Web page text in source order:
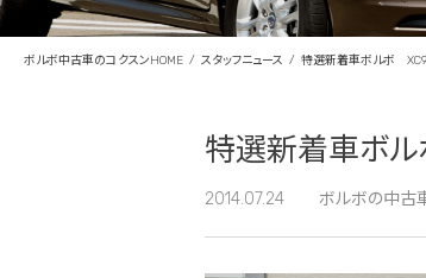
ボルボ中古車のコクスンHOME スタッフニュース 特選新着車ボルボ
特選新着車ボ
2014.07.24 ボルボの中古